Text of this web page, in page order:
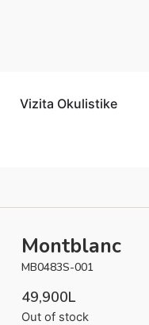
Vizita Okulistike
Montblanc
MB0483S-001
49,900L
Out of stock